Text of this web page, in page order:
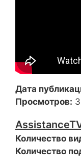
Дата
Просмотров:
Количество
Количество